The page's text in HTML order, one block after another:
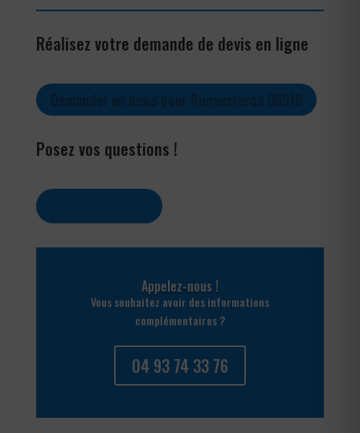
Réalisez votre demande de devis en ligne
Posez vos questions !
Appelez-nous !
Vous souhaitez avoir des informations
complémentaires ?
04 93 74 33 76